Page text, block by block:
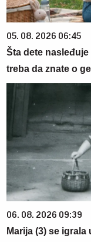
05. 08. 2026 06:45
Šta dete
treba da znate o
06. 08. 2026 09:39
Marija (3) se